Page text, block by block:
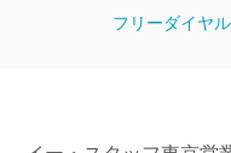
フリーダイヤル